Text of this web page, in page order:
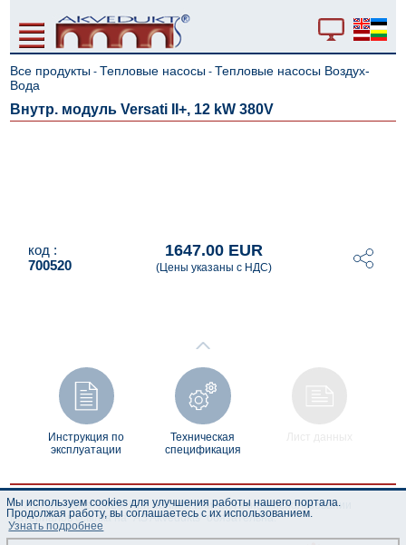
Все продукты - Тепловые насосы - Тепловые насосы Воздух-
Вода
Внутр. модуль Versati II+, 12 kW 380V
код :
700520
1647.00 EUR
(Цены указаны с НДС)
Инструкция по
эксплуатации
Техническая
спецификация
© "AS Akvedukts" 2026. При полном или частичном использовании
материалов ссылка на "AS Akvedukts" обязательна.
Мы используем cookies для улучшения работы нашего портала.
Продолжая работу, вы соглашаетесь с их использованием.
Узнать подробнее